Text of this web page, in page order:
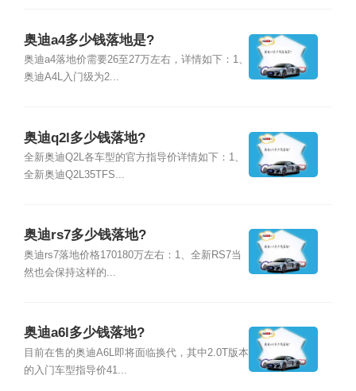
奥迪a4多少钱落地是?
奥迪a4落地价需要26至27万左右，详情如下：1、
奥迪A4L入门级为2...
奥迪q2l多少钱落地?
全新奥迪Q2L各车型的官方指导价详情如下：1、
全新奥迪Q2L35TFS...
奥迪rs7多少钱落地?
奥迪rs7落地价格170180万左右：1、全新RS7当
然也会保持这样的...
奥迪a6l多少钱落地?
目前在售的奥迪A6L即将面临换代，其中2.0T版本
的入门车型指导价41...